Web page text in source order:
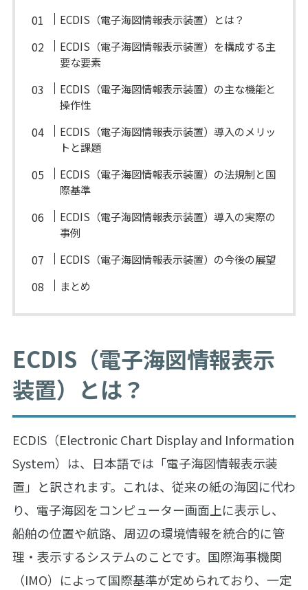
ECDIS（電子海図情報表示装置）とは？
ECDIS（電子海図情報表示装置）を構成する主
要な要素
ECDIS（電子海図情報表示装置）の主な機能と
操作性
ECDIS（電子海図情報表示装置）導入のメリッ
トと課題
ECDIS（電子海図情報表示装置）の法規制と国
際基準
ECDIS（電子海図情報表示装置）導入の実際の
事例
ECDIS（電子海図情報表示装置）の今後の展望
まとめ
ECDIS（電子海図情報表示
装置）とは？
ECDIS（Electronic Chart Display and Information
System）は、日本語では「電子海図情報表示装
置」と訳されます。これは、従来の紙の海図に代わ
り、電子海図をコンピューター画面上に表示し、
船舶の位置や航路、周辺の環境情報を統合的に管
理・表示するシステムのことです。国際海事機関
（IMO）によって国際基準が定められており、一定